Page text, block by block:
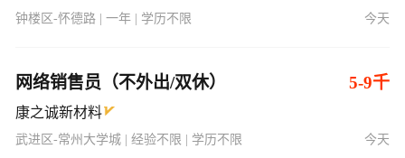
钟楼区-怀德路 | 一年 | 学历不限 今天
网络销售员（不外出/双休） 5-9千
康之诚新材料
武进区-常州大学城 | 经验不限 | 学历不限 今天